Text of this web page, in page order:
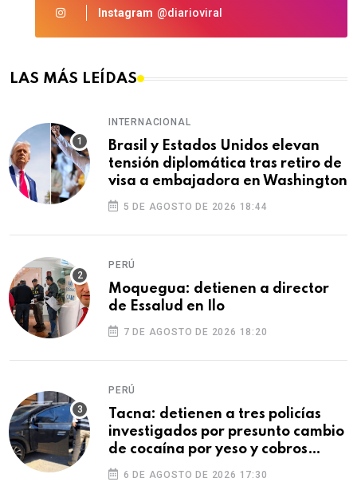
Instagram @diarioviral
LAS MÁS LEÍDAS
INTERNACIONAL
Brasil y Estados Unidos elevan
tensión diplomática tras retiro de
visa a embajadora en Washington
5 DE AGOSTO DE 2026 18:44
PERÚ
Moquegua: detienen a director
de Essalud en Ilo
7 DE AGOSTO DE 2026 18:20
PERÚ
Tacna: detienen a tres policías
investigados por presunto cambio
de cocaína por yeso y cobros
ilegales
6 DE AGOSTO DE 2026 17:30